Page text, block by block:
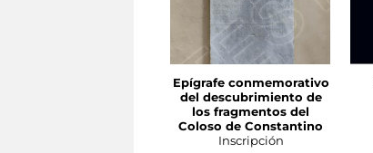
Epígrafe conmemorativo
del descubrimiento de
los fragmentos del
Coloso de Constantino
Inscripción